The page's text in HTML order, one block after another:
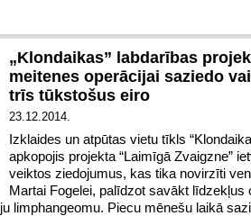
„Klondaikas” labdarības
meitenes operācijai saziedo
trīs tūkstošus eiro
23.12.2014.
Izklaides un atpūtas vietu tīkls
apkopojis projekta “Laimīgā Zvaigzne”
veiktos ziedojumus, kas tika novirzīti
Martai Fogelei, palīdzot savākt līdzekļus
limphangeomu. Piecu mēnešu laikā